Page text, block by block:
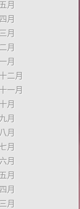
月
月
月
月
月
二月
一月
月
月
月
月
月
月
月
月